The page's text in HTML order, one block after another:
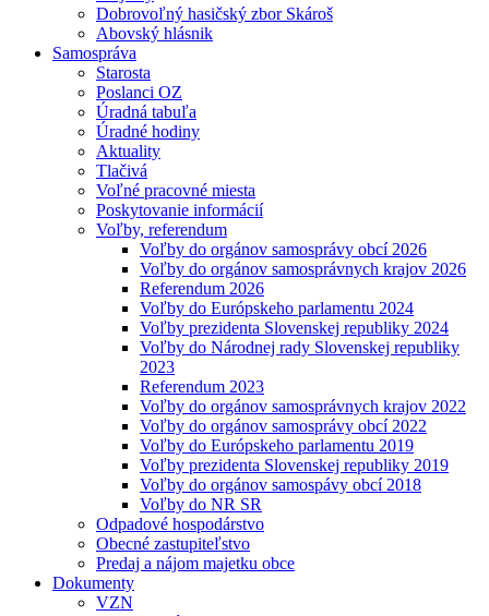
Dobrovoľný hasičský zbor Skároš
Abovský hlásnik
Samospráva
Starosta
Poslanci OZ
Úradná tabuľa
Úradné hodiny
Aktuality
Tlačivá
Voľné pracovné miesta
Poskytovanie informácií
Voľby, referendum
Voľby do orgánov samosprávy obcí 2026
Voľby do orgánov samosprávnych krajov 2026
Referendum 2026
Voľby do Európskeho parlamentu 2024
Voľby prezidenta Slovenskej republiky 2024
Voľby do Národnej rady Slovenskej republiky
2023
Referendum 2023
Voľby do orgánov samosprávnych krajov 2022
Voľby do orgánov samosprávy obcí 2022
Voľby do Európskeho parlamentu 2019
Voľby prezidenta Slovenskej republiky 2019
Voľby do orgánov samospávy obcí 2018
Voľby do NR SR
Odpadové hospodárstvo
Obecné zastupiteľstvo
Predaj a nájom majetku obce
Dokumenty
VZN